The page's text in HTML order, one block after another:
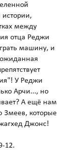
между
отца Реджи
машину, и
У Реджи
Арчи..., но
А ещё нам
Змеев, которые
Джонс!